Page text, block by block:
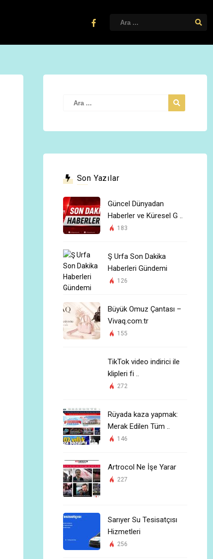
Son Yazılar
Güncel Dünyadan
Haberler ve Küresel G ..
183
Ş Urfa Son Dakika
Haberleri Gündemi
126
Büyük Omuz Çantası –
Vivaq.com.tr
155
TikTok video indirici ile
klipleri fi ..
272
Rüyada kaza yapmak:
Merak Edilen Tüm ..
146
Artrocol Ne İşe Yarar
227
Sarıyer Su Tesisatçısı
Hizmetleri
256